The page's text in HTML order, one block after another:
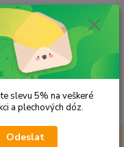
Menu
Hledat
ks
za 0,00 Kč
dárková plechová dóza
slevu 5% na veškeré
a plechových dóz.
Odeslat